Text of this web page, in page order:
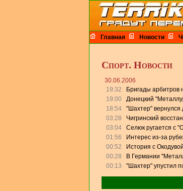
Главная Новости
Спорт. Новости
30.06.2006
19:32
Бригады арбитров
19:00
Донецкий
18:54
"Шахтер" вернулся
03:28
Чигринский
03:04
Селюк ругается с
01:56
Интерес из-за
00:52
История с
00:28
В Германии
00:13
"Шахтер" упустил